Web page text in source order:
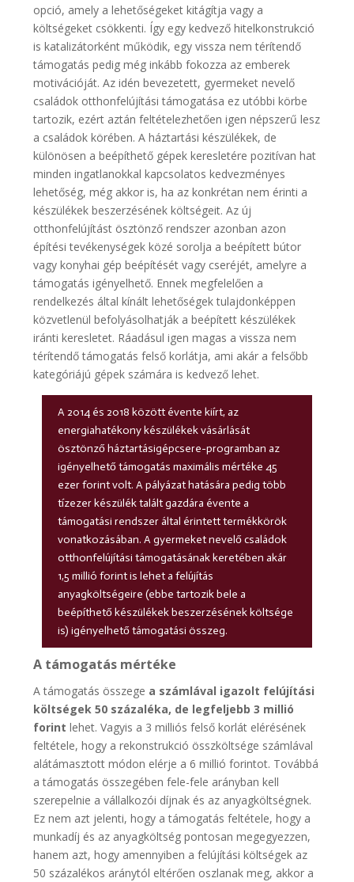
opció, amely a lehetőségeket kitágítja vagy a
költségeket csökkenti. Így egy kedvező hitelkonstrukció
is katalizátorként működik, egy vissza nem térítendő
támogatás pedig még inkább fokozza az emberek
motivációját. Az idén bevezetett, gyermeket nevelő
családok otthonfelújítási támogatása ez utóbbi körbe
tartozik, ezért aztán feltételezhetően igen népszerű lesz
a családok körében. A háztartási készülékek, de
különösen a beépíthető gépek keresletére pozitívan hat
minden ingatlanokkal kapcsolatos kedvezményes
lehetőség, még akkor is, ha az konkrétan nem érinti a
készülékek beszerzésének költségeit. Az új
otthonfelújítást ösztönző rendszer azonban azon
építési tevékenységek közé sorolja a beépített bútor
vagy konyhai gép beépítését vagy cseréjét, amelyre a
támogatás igényelhető. Ennek megfelelően a
rendelkezés által kínált lehetőségek tulajdonképpen
közvetlenül befolyásolhatják a beépített készülékek
iránti keresletet. Ráadásul igen magas a vissza nem
térítendő támogatás felső korlátja, ami akár a felsőbb
kategóriájú gépek számára is kedvező lehet.
A 2014 és 2018 között évente kiírt, az
energiahatékony készülékek vásárlását
ösztönző háztartásigépcsere-programban az
igényelhető támogatás maximális mértéke 45
ezer forint volt. A pályázat hatására pedig több
tízezer készülék talált gazdára évente a
támogatási rendszer által érintett termékkörök
vonatkozásában. A gyermeket nevelő családok
otthonfelújítási támogatásának keretében akár
1,5 millió forint is lehet a felújítás
anyagköltségeire (ebbe tartozik bele a
beépíthető készülékek beszerzésének költsége
is) igényelhető támogatási összeg.
A támogatás mértéke
A támogatás összege a számlával igazolt felújítási
költségek 50 százaléka, de legfeljebb 3 millió
forint lehet. Vagyis a 3 milliós felső korlát elérésének
feltétele, hogy a rekonstrukció összköltsége számlával
alátámasztott módon elérje a 6 millió forintot. Továbbá
a támogatás összegében fele-fele arányban kell
szerepelnie a vállalkozói díjnak és az anyagköltségnek.
Ez nem azt jelenti, hogy a támogatás feltétele, hogy a
munkadíj és az anyagköltség pontosan megegyezzen,
hanem azt, hogy amennyiben a felújítási költségek az
50 százalékos aránytól eltérően oszlanak meg, akkor a